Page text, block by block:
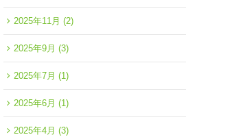
2025年11月 (2)
2025年9月 (3)
2025年7月 (1)
2025年6月 (1)
2025年4月 (3)